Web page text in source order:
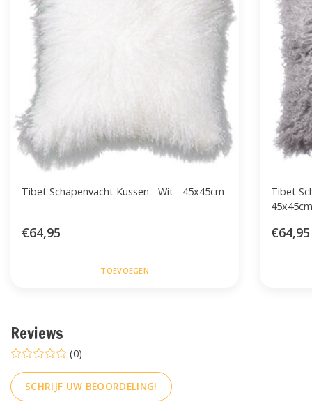
Tibet Schapenvacht Kussen - Wit - 45x45cm
€64,95
TOEVOEGEN
Tibet
€64,95
Reviews
(0)
SCHRIJF UW BEOORDELING!